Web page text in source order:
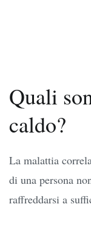
Quali
caldo?
La malattia
di una persona
raffreddarsi a